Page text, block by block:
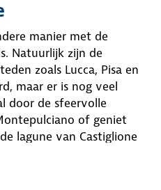
manier met de
Natuurlijk zijn de
zoals Lucca, Pisa en
maar er is nog veel
door de sfeervolle
of geniet
lagune van Castiglione